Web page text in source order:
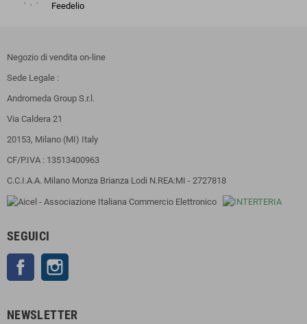
Feedelio
Negozio di vendita on-line
Sede Legale :
Andromeda Group S.r.l.
Via Caldera 21
20153, Milano (MI) Italy
CF/P.IVA : 13513400963
C.C.I.A.A. Milano Monza Brianza Lodi N.REA:MI - 2727818
SEGUICI
Facebook
NEWSLETTER